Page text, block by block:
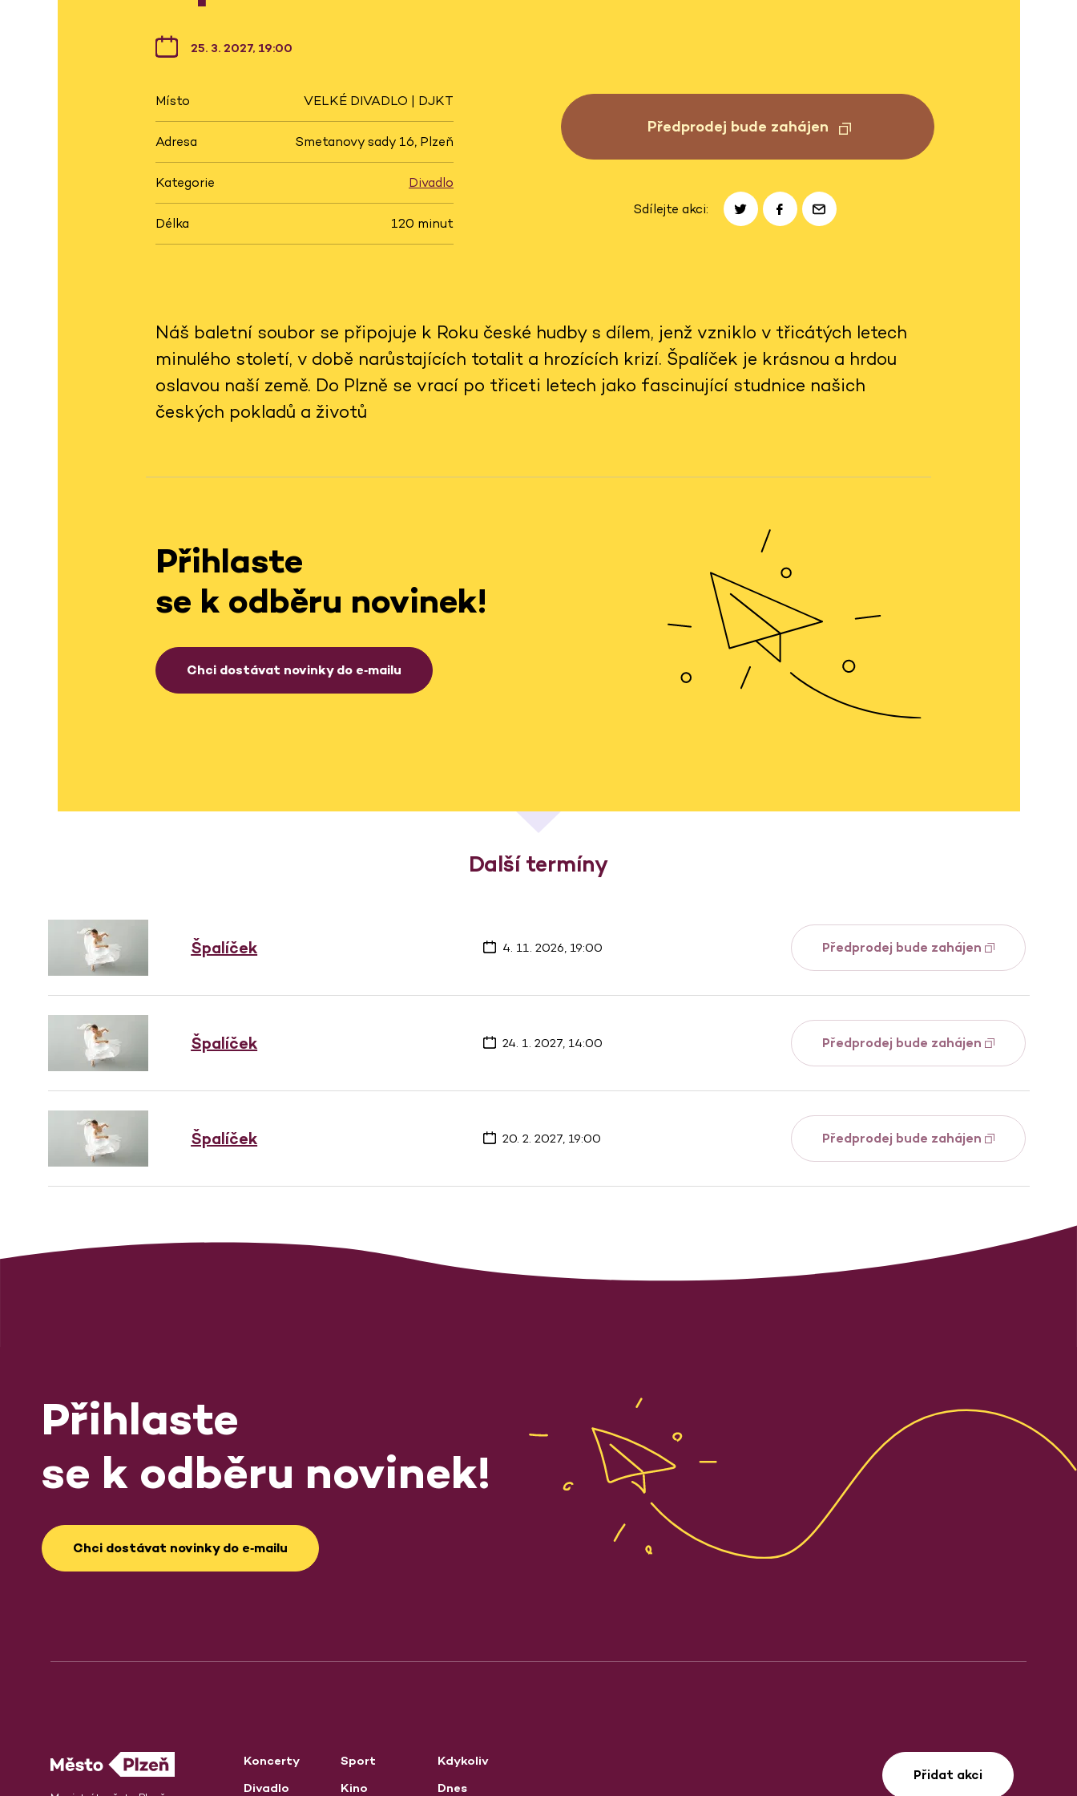
25. 3. 2027, 19:00
Místo VELKÉ DIVADLO | DJKT
Adresa Smetanovy sady 16, Plzeň
Kategorie Divadlo
Délka 120 minut
Předprodej bude zahájen
Sdílejte akci:
Náš baletní soubor se připojuje k Roku české hudby s dílem, jenž vzniklo v třicátých letech
minulého století, v době narůstajících totalit a hrozících krizí. Špalíček je krásnou a hrdou
oslavou naší země. Do Plzně se vrací po třiceti letech jako fascinující studnice našich
českých pokladů a životů
Přihlaste
se k odběru novinek!
Chci dostávat novinky do e‑mailu
Další termíny
Špalíček 4. 11. 2026, 19:00 Předprodej bude zahájen
Špalíček 24. 1. 2027, 14:00 Předprodej bude zahájen
Špalíček 20. 2. 2027, 19:00 Předprodej bude zahájen
Přihlaste
se k odběru novinek!
Chci dostávat novinky do e‑mailu
Koncerty
Divadlo
Sport
Kino
Kdykoliv
Dnes
Přidat akci